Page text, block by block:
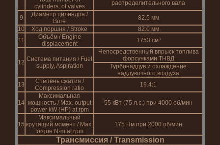
cylinders, of valves
распределительного вала
9
Диаметр цилиндра /
Bore
82.5 мм
10
Ход поршня / Stroke
82.0 мм
11
Объём / Engine
displacement
1753 см³
12 Система питания / Fuel
supply, Aspiration
Непосредственный впрыск топлива
форсунками ТНВД
Турбонаддув и охлаждение
наддувочного воздуха
13
Степень сжатия /
Compression ratio
19.4:1
14
Максимальная
мощность / Max. output
power kW (HP) at rpm
55 кВт (75 л.с.) при 4000 об/мин
15
Максимальный
крутящий момент / Max.
torque N·m at rpm
175 Нм при 2000 об/мин
Трансмиссия / Transmission